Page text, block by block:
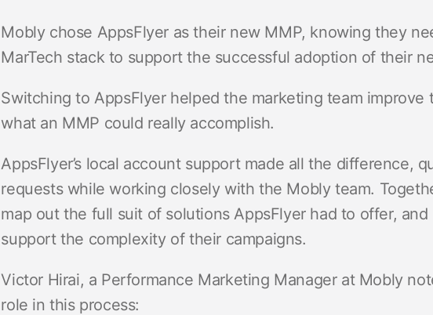
Mobly chose AppsFlyer as their new MMP, knowing they
MarTech stack to support the successful adoption of their
Switching to AppsFlyer helped the marketing team improve
what an MMP could really accomplish.
AppsFlyer’s local account support made all the difference,
requests while working closely with the Mobly team.
map out the full suit of solutions AppsFlyer had to offer,
support the complexity of their campaigns.
Victor Hirai, a Performance Marketing Manager at Mobly
role in this process: